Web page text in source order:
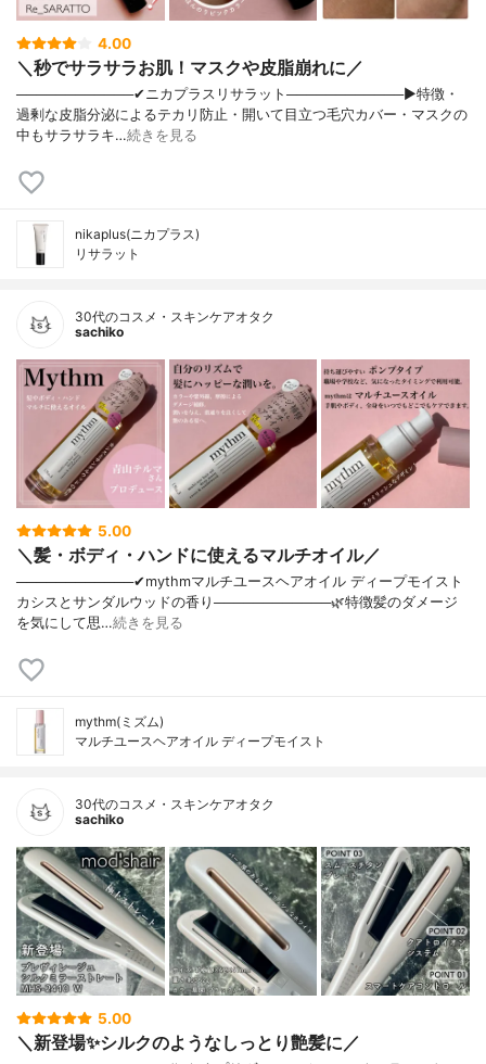
4.00
＼秒でサラサラお肌！マスクや皮脂崩れに／
────────────✔︎ニカプラスリサラット────────────▶︎特徴・
過剰な皮脂分泌によるテカリ防止・開いて目立つ毛穴カバー・マスクの
中もサラサラキ…続きを見る
nikaplus(ニカプラス)
リサラット
30代のコスメ・スキンケアオタク
sachiko
5.00
＼髪・ボディ・ハンドに使えるマルチオイル／
────────────✔︎mythmマルチユースヘアオイル ディープモイスト
カシスとサンダルウッドの香り────────────🌿特徴髪のダメージ
を気にして思…続きを見る
mythm(ミズム)
マルチユースヘアオイル ディープモイスト
30代のコスメ・スキンケアオタク
sachiko
5.00
＼新登場✨シルクのようなしっとり艶髪に／